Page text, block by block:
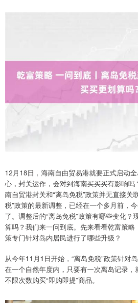
12月18日，海南自由贸易港就要正式启动
心，封关运作，会对到海南买买买有影响
南自贸港封关和“离岛免税”政策并无直接关
税”政策的最新调整，已经在一个多月前，
了。调整后的“离岛免税”政策有哪些变化？
算吗？我们来一问到底。先来看看乾富策略
策专门针对岛内居民进行了哪些升级？
从今年11月1日开始，“离岛免税”政策针对
在一个自然年度内，只要有一次离岛记录，
不限次数购买“即购即提”商品。